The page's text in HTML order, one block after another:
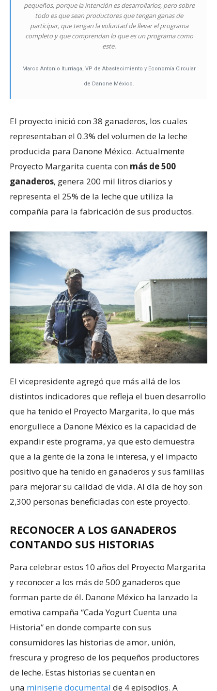
pequeños, porque la intención es desarrollarlos, pero sobre
todo es que sean productores que tengan ganas de
participar, que tengan la voluntad de llevar el programa
completo y que comprendan lo que es un programa como
este.
Marco Antonio Iturriaga, VP de Abastecimiento y Economía Circular
de Danone México.
El proyecto inició con 38 ganaderos, los cuales
representaban el 0.3% del volumen de la leche
producida para Danone México. Actualmente
Proyecto Margarita cuenta con más de 500
ganaderos, genera 200 mil litros diarios y
representa el 25% de la leche que utiliza la
compañía para la fabricación de sus productos.
El vicepresidente agregó que más allá de los
distintos indicadores que refleja el buen desarrollo
que ha tenido el Proyecto Margarita, lo que más
enorgullece a Danone México es la capacidad de
expandir este programa, ya que esto demuestra
que a la gente de la zona le interesa, y el impacto
positivo que ha tenido en ganaderos y sus familias
para mejorar su calidad de vida. Al día de hoy son
2,300 personas beneficiadas con este proyecto.
RECONOCER A LOS GANADEROS
CONTANDO SUS HISTORIAS
Para celebrar estos 10 años del Proyecto Margarita
y reconocer a los más de 500 ganaderos que
forman parte de él. Danone México ha lanzado la
emotiva campaña “Cada Yogurt Cuenta una
Historia” en donde comparte con sus
consumidores las historias de amor, unión,
frescura y progreso de los pequeños productores
de leche. Estas historias se cuentan en
una miniserie documental de 4 episodios. A